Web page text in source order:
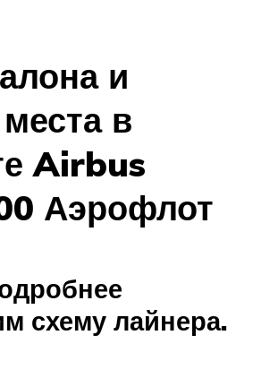
и
в
Airbus
Аэрофлот
схему лайнера.